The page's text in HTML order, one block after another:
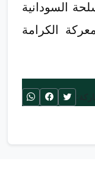
السودانية
الكرامة